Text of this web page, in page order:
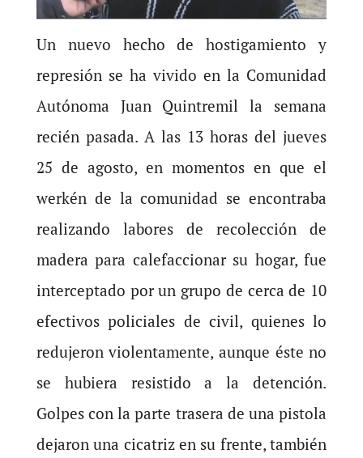
Un nuevo hecho de hostigamiento y
represión se ha vivido en la Comunidad
Autónoma Juan Quintremil la semana
recién pasada. A las 13 horas del jueves
25 de agosto, en momentos en que el
werkén de la comunidad se encontraba
realizando labores de recolección de
madera para calefaccionar su hogar, fue
interceptado por un grupo de cerca de 10
efectivos policiales de civil, quienes lo
redujeron violentamente, aunque éste no
se hubiera resistido a la detención.
Golpes con la parte trasera de una pistola
dejaron una cicatriz en su frente, también